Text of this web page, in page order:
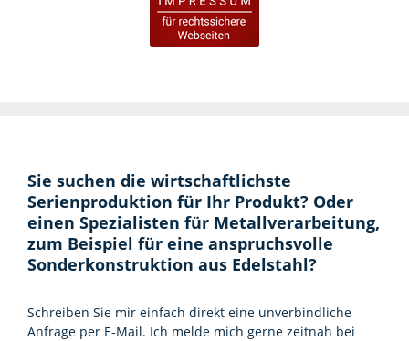
Sie suchen die wirtschaftlichste
Serienproduktion für Ihr Produkt? Oder
einen Spezialisten für Metallverarbeitung,
zum Beispiel für eine anspruchsvolle
Sonderkonstruktion aus Edelstahl?
Schreiben Sie mir einfach direkt eine unverbindliche
Anfrage per E-Mail. Ich melde mich gerne zeitnah bei